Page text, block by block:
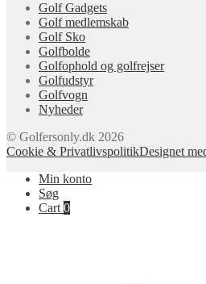
Golf Gadgets
Golf medlemskab
Golf Sko
Golfbolde
Golfophold og golfrejser
Golfudstyr
Golfvogn
Nyheder
© Golfersonly.dk 2026
Cookie & PrivatlivspolitikDesignet
Min konto
Søg
Cart 0